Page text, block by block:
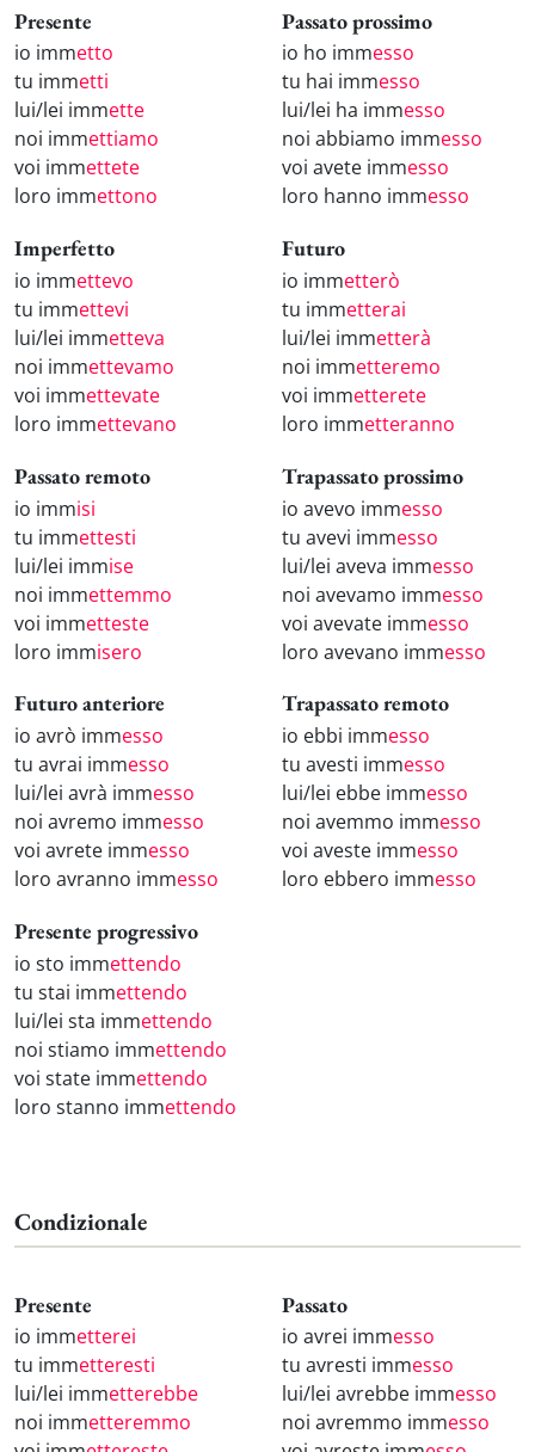
Presente
io immetto
tu immetti
lui/lei immette
noi immettiamo
voi immettete
loro immettono
Passato prossimo
io ho immesso
tu hai immesso
lui/lei ha immesso
noi abbiamo immesso
voi avete immesso
loro hanno immesso
Imperfetto
io immettevo
tu immettevi
lui/lei immetteva
noi immettevamo
voi immettevate
loro immettevano
Futuro
io immetterò
tu immetterai
lui/lei immetterà
noi immetteremo
voi immetterete
loro immetteranno
Passato remoto
io immisi
tu immettesti
lui/lei immise
noi immettemmo
voi immetteste
loro immisero
Trapassato prossimo
io avevo immesso
tu avevi immesso
lui/lei aveva immesso
noi avevamo immesso
voi avevate immesso
loro avevano immesso
Futuro anteriore
io avrò immesso
tu avrai immesso
lui/lei avrà immesso
noi avremo immesso
voi avrete immesso
loro avranno immesso
Trapassato remoto
io ebbi immesso
tu avesti immesso
lui/lei ebbe immesso
noi avemmo immesso
voi aveste immesso
loro ebbero immesso
Presente progressivo
io sto immettendo
tu stai immettendo
lui/lei sta immettendo
noi stiamo immettendo
voi state immettendo
loro stanno immettendo
Condizionale
Presente
io immetterei
tu immetteresti
lui/lei immetterebbe
noi immetteremmo
Passato
io avrei immesso
tu avresti immesso
lui/lei avrebbe immesso
noi avremmo immesso